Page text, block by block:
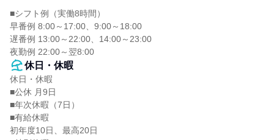
■シフト例（実働8時間）
早番例 8:00～17:00、9:00～18:00
遅番例 13:00～22:00、14:00～23:00
夜勤例 22:00～翌8:00
休日・休暇
休日・休暇
■公休 月9日
■年次休暇（7日）
■有給休暇
初年度10日、最高20日